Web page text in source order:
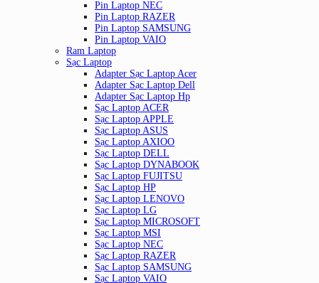
Pin Laptop NEC
Pin Laptop RAZER
Pin Laptop SAMSUNG
Pin Laptop VAIO
Ram Laptop
Sạc Laptop
Adapter Sạc Laptop Acer
Adapter Sạc Laptop Dell
Adapter Sạc Laptop Hp
Sạc Laptop ACER
Sạc Laptop APPLE
Sạc Laptop ASUS
Sạc Laptop AXIOO
Sạc Laptop DELL
Sạc Laptop DYNABOOK
Sạc Laptop FUJITSU
Sạc Laptop HP
Sạc Laptop LENOVO
Sạc Laptop LG
Sạc Laptop MICROSOFT
Sạc Laptop MSI
Sạc Laptop NEC
Sạc Laptop RAZER
Sạc Laptop SAMSUNG
Sạc Laptop VAIO